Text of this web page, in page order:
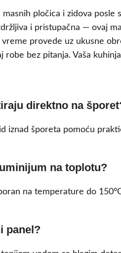
pločica i zidova posle
i pristupačna — ovaj
provede uz ukusne
robe bez pitanja. Vaša
direktno na
iznad šporeta pomoću
na toplotu?
na temperature do
panel?